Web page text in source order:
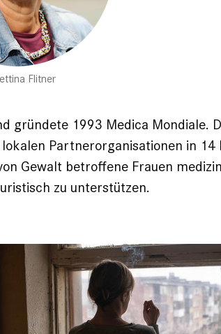
Flitner
gründete 1993 Medica Mondiale.
Partnerorganisationen in 14
Gewalt betroffene Frauen
zu unterstützen.